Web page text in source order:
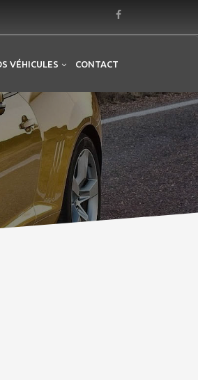
VÉHICULES CONTACT